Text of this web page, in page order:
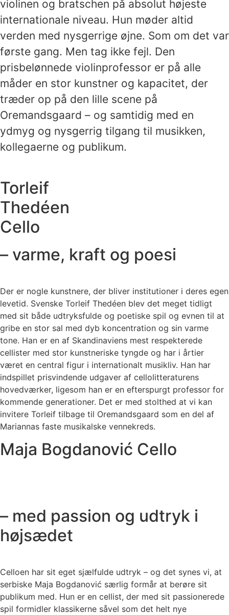
violinen og bratschen på absolut højeste
internationale niveau. Hun møder altid
verden med nysgerrige øjne. Som om det var
første gang. Men tag ikke fejl. Den
prisbelønnede violinprofessor er på alle
måder en stor kunstner og kapacitet, der
træder op på den lille scene på
Oremandsgaard – og samtidig med en
ydmyg og nysgerrig tilgang til musikken,
kollegaerne og publikum.
Torleif
Thedéen
Cello
– varme, kraft og poesi
Der er nogle kunstnere, der bliver institutioner i deres egen
levetid. Svenske Torleif Thedéen blev det meget tidligt
med sit både udtryksfulde og poetiske spil og evnen til at
gribe en stor sal med dyb koncentration og sin varme
tone. Han er en af Skandinaviens mest respekterede
cellister med stor kunstneriske tyngde og har i årtier
været en central figur i internationalt musikliv. Han har
indspillet prisvindende udgaver af cellolitteraturens
hovedværker, ligesom han er en efterspurgt professor for
kommende generationer. Det er med stolthed at vi kan
invitere Torleif tilbage til Oremandsgaard som en del af
Mariannas faste musikalske vennekreds.
Maja Bogdanović Cello
– med passion og udtryk i
højsædet
Celloen har sit eget sjælfulde udtryk – og det synes vi, at
serbiske Maja Bogdanović særlig formår at berøre sit
publikum med. Hun er en cellist, der med sit passionerede
spil formidler klassikerne såvel som det helt nye